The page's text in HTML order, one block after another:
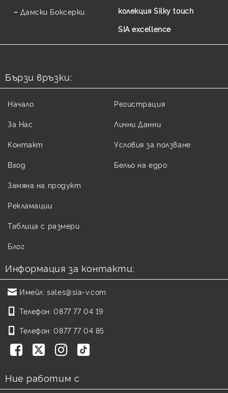
Дамски Боксерки
колекция Silky touch
SIA excellence
Бързи връзки:
Начало
За Нас
Контакт
Вход
Регистрация
Лични Данни
Условия за ползване
Бельо на едро
Замяна на продукт
Рекламации
Таблица с размери
Блог
Информация за контакти:
Имейл: sales@sia-v.com
Телефон: 0877 77 04 19
Телефон: 0877 77 04 85
Ние работим с